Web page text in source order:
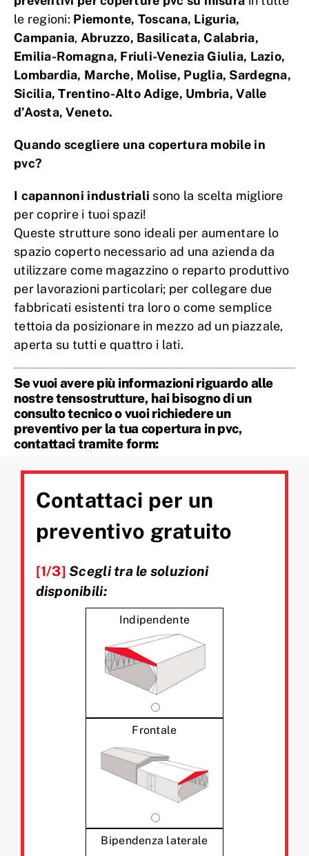
le regioni: Piemonte, Toscana, Liguria,
Campania, Abruzzo, Basilicata,Calabria,
Emilia-Romagna, Friuli-Venezia Giulia, Lazio,
Lombardia, Marche, Molise, Puglia, Sardegna,
Sicilia, Trentino-Alto Adige, Umbria, Valle
d’Aosta, Veneto.
Quando scegliere una copertura mobile in
pvc?
I capannoni industriali sono la scelta migliore
per coprire i tuoi spazi!
Queste strutture sono ideali per aumentare lo
spazio coperto necessario ad una azienda da
utilizzare come magazzino o reparto produttivo
per lavorazioni particolari; per collegare due
fabbricati esistenti tra loro o come semplice
tettoia da posizionare in mezzo ad un piazzale,
aperta su tutti e quattro i lati.
Se vuoi avere più informazioni riguardo alle
nostre tensostrutture, hai bisogno di un
consulto tecnico o vuoi richiedere un
preventivo per la tua copertura in pvc,
contattaci tramite form:
Contattaci per un
preventivo gratuito
[1/3] Scegli tra le soluzioni
disponibili:
Indipendente
Frontale
Bipendenza laterale